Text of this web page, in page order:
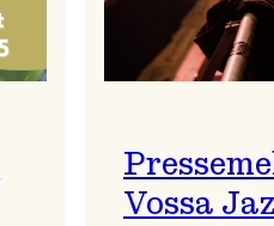
Vossa